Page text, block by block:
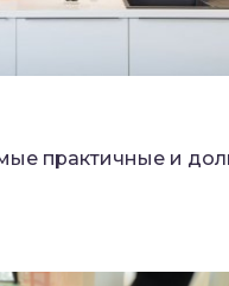
практичные и